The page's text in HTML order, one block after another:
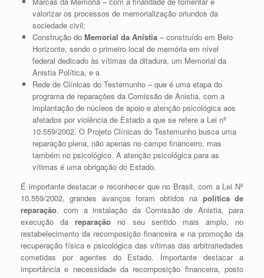
valorizar os processos de memorialização oriundos da
sociedade civil;
Construção do Memorial da Anistia– construído em Belo
Horizonte, sendo o primeiro local de memória em nível
federal dedicado às vítimas da ditadura, um Memorial da
Anistia Política, e a
Rede de Clínicas do Testemunho – que é uma etapa do
programa de reparações da Comissão de Anistia, com a
implantação de núcleos de apoio e atenção psicológica aos
afetados por violência de Estado a que se refere a Lei nº
10.559/2002. O Projeto Clínicas do Testemunho busca uma
reparação plena, não apenas no campo financeiro, mas
também no psicológico. A atenção psicológica para as
vítimas é uma obrigação do Estado.
É importante destacar e reconhecer que no Brasil, com a Lei Nº
10.559/2002, grandes avanços foram obtidos na política de
reparação, com a instalação da Comissão de Anistia, para
execução dareparação no seu sentido mais amplo, no
restabelecimento da recomposição financeira e na promoção da
recuperação física e psicológica das vítimas das arbitrariedades
cometidas por agentes do Estado. Importante destacar a
importância e necessidade da recomposição financeira, posto